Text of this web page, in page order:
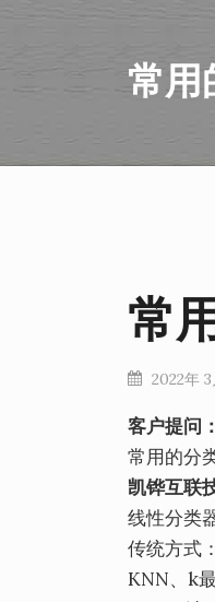
常用
常
2022年 3
客户提问：
常用的分
凯铧互联
线性分类
传统方式
KNN、k